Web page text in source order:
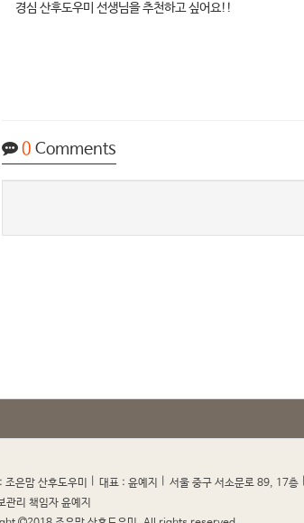
경심 산후도우미 선생님을 추천하고 싶어요!!
0 Comments
조은맘 산후도우미 대표 : 윤예지 서울 중구 서소문로 89, 17층
관리 책임자 윤예지